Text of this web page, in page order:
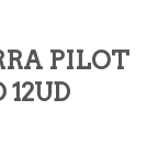
PILOT